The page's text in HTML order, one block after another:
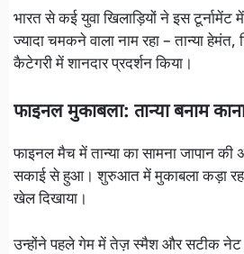
भारत से कई युवा खिलाड़ियों ने इस टूर्नामेंट
ज्यादा चमकने वाला नाम रहा – तान्या हेमंत,
कैटेगरी में शानदार प्रदर्शन किया।
फाइनल मुकाबला: तान्या बनाम
फाइनल मैच में तान्या का सामना जापान की
सकाई से हुआ। शुरुआत में मुकाबला कड़ा
खेल दिखाया।
उन्होंने पहले गेम में तेज़ स्मैश और सटीक